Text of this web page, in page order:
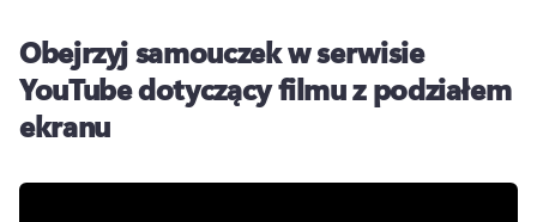
Obejrzyj samouczek w serwisie
YouTube dotyczący filmu z podziałem
ekranu